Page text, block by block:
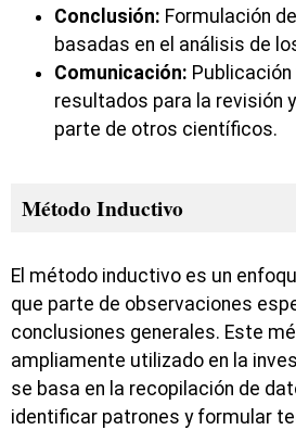
Conclusión: Formulación
basadas en el análisis de
Comunicación:
resultados para la revisión
parte de otros científicos.
Método Inductivo
El método inductivo es un
que parte de observaciones
conclusiones generales. Este
ampliamente utilizado en la
se basa en la recopilación de
identificar patrones y formular